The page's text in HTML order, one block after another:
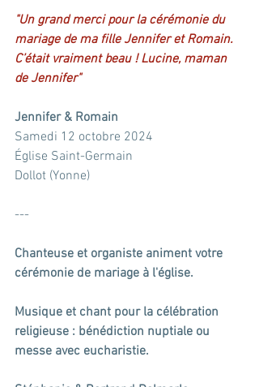
"Un grand merci pour la cérémonie du
mariage de ma fille Jennifer et Romain.
C’était vraiment beau ! Lucine, maman
de Jennifer"
Jennifer & Romain
Samedi 12 octobre 2024
Église Saint-Germain
Dollot (Yonne)
---
Chanteuse et organiste animent votre
cérémonie de mariage à l'église.
Musique et chant pour la célébration
religieuse : bénédiction nuptiale ou
messe avec eucharistie.